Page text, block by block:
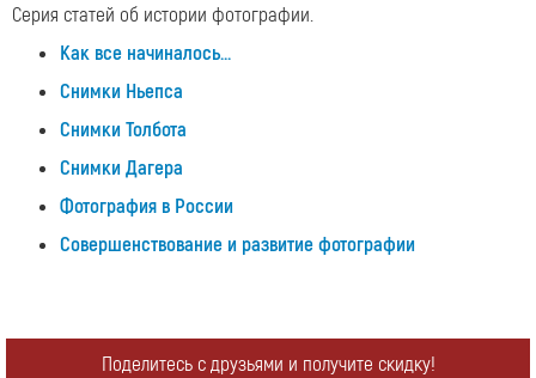
Серия статей об истории фотографии.
Как все начиналось...
Cнимки Ньепса
Cнимки Толбота
Cнимки Дагера
Фотография в России
Совершенствование и развитие фотографии
Поделитесь с друзьями и получите скидку!